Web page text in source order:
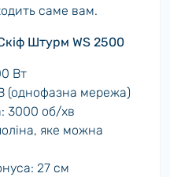
саме вам.
Штурм WS 2500
Вт
(однофазна мережа)
3000 об/хв
яке можна
27 см